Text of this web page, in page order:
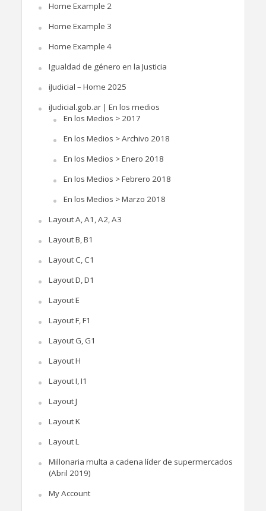
Home Example 2
Home Example 3
Home Example 4
Igualdad de género en la Justicia
iJudicial – Home 2025
iJudicial.gob.ar | En los medios
En los Medios > 2017
En los Medios > Archivo 2018
En los Medios > Enero 2018
En los Medios > Febrero 2018
En los Medios > Marzo 2018
Layout A, A1, A2, A3
Layout B, B1
Layout C, C1
Layout D, D1
Layout E
Layout F, F1
Layout G, G1
Layout H
Layout I, I1
Layout J
Layout K
Layout L
Millonaria multa a cadena líder de supermercados
(Abril 2019)
My Account